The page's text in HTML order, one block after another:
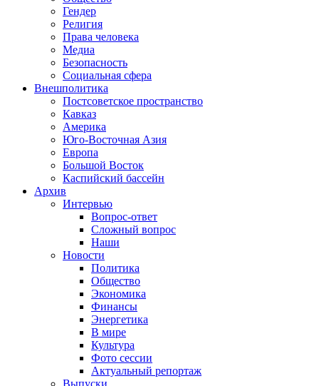
Гендер
Религия
Права человека
Медиа
Безопасность
Социальная сфера
Внешполитика
Постсоветское пространство
Кавказ
Америка
Юго-Восточная Азия
Европа
Большой Восток
Каспийский бассейн
Архив
Интервью
Вопрос-ответ
Сложный вопрос
Наши
Новости
Политика
Общество
Экономика
Финансы
Энергетика
В мире
Культура
Фото сессии
Актуальный репортаж
Выпуски